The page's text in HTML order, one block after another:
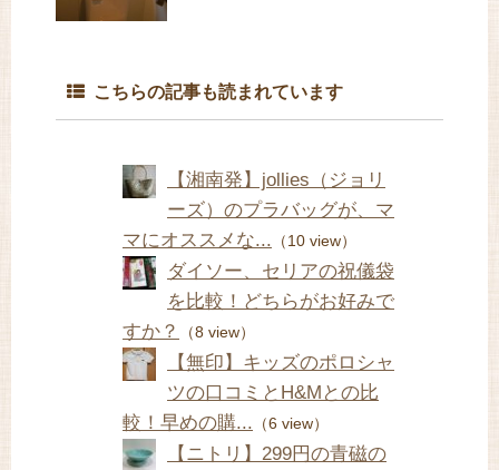
こちらの記事も読まれています
【湘南発】jollies（ジョリ
ーズ）のプラバッグが、マ
マにオススメな... （10 view）
ダイソー、セリアの祝儀袋
を比較！どちらがお好みで
すか？
（8 view）
【無印】キッズのポロシャ
ツの口コミとH&Mとの比
較！早めの購... （6 view）
【ニトリ】299円の青磁の